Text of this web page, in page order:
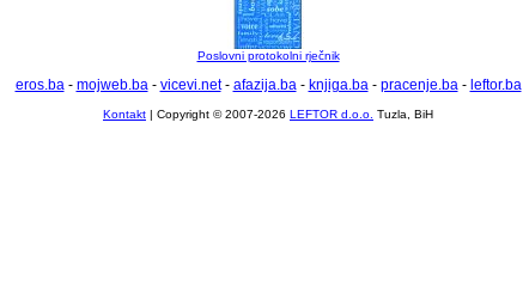
Poslovni protokolni rječnik
eros.ba- mojweb.ba- vicevi.net- afazija.ba- knjiga.ba- pracenje.ba- leftor.ba
Kontakt | Copyright © 2007-2026 LEFTOR d.o.o. Tuzla, BiH